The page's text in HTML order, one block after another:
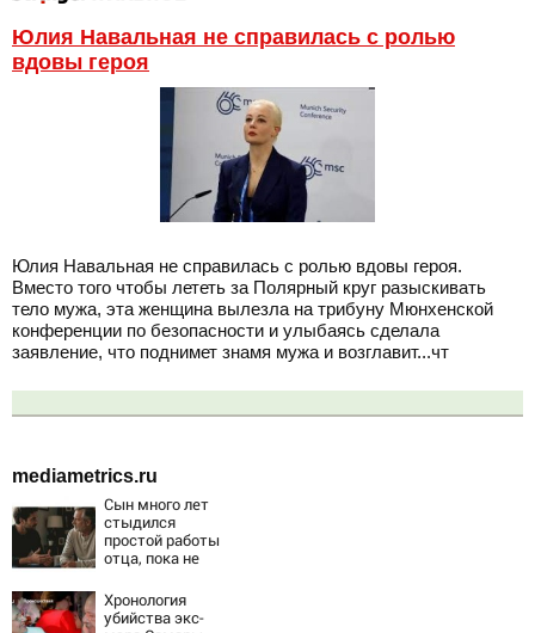
Юлия Навальная не справилась с ролью
вдовы героя
Юлия Навальная не справилась с ролью вдовы героя.
Вместо того чтобы лететь за Полярный круг разыскивать
тело мужа, эта женщина вылезла на трибуну Мюнхенской
конференции по безопасности и улыбаясь сделала
заявление, что поднимет знамя мужа и возглавит...чт
mediametrics.ru
Сын много лет
стыдился
простой работы
отца, пока не
тот отказался от
карьеры -
Хронология
убийства экс-